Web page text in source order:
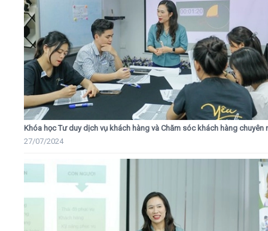
Khóa học Tư duy dịch vụ khách hàng và Chăm sóc khách hàng chuyên
27/07/2024